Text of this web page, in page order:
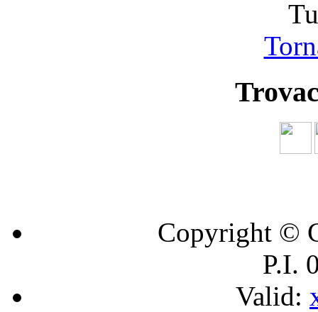
Copyright ©
P.I.
Valid: